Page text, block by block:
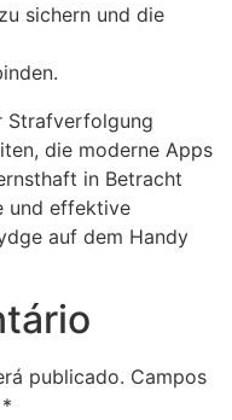
sichern und die
Strafverfolgung
die moderne Apps
in Betracht
und effektive
auf dem Handy
publicado. Campos
*